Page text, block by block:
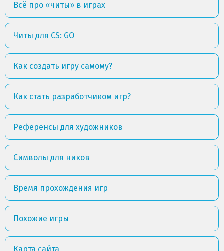
Всё про «читы» в играх
Читы для CS: GO
Как создать игру самому?
Как стать разработчиком игр?
Референсы для художников
Символы для ников
Время прохождения игр
Похожие игры